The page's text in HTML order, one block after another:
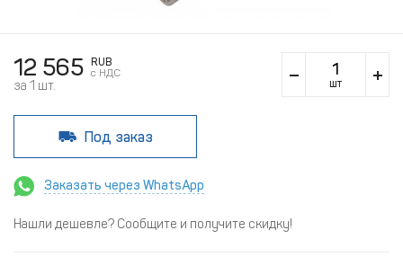
12 565
RUB
c НДС
за 1 шт. шт
Под заказ
Заказать через WhatsApp
Нашли дешевле? Сообщите и получите скидку!